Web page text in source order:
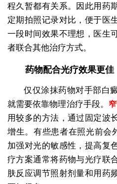
程久暂都有关系。因此用药
定期拍照记录对比，便于医
一段时间效果不理想，医生
者联合其他治疗方式。
药物配合光疗效果更佳
仅仅涂抹药物对手部白
就需要依靠物理治疗手段。
用较多的方法，通过固定波
增生。有些患者在照光前会
加强对光的敏感性，提高复
疗方案通常将药物与光疗联
肤反应调节照射剂量和用药